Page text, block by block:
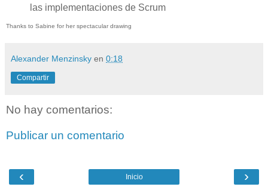
las implementaciones de Scrum
Thanks to Sabine for her spectacular drawing
Alexander Menzinsky en 0:18
Compartir
No hay comentarios:
Publicar un comentario
‹ ›
Inicio